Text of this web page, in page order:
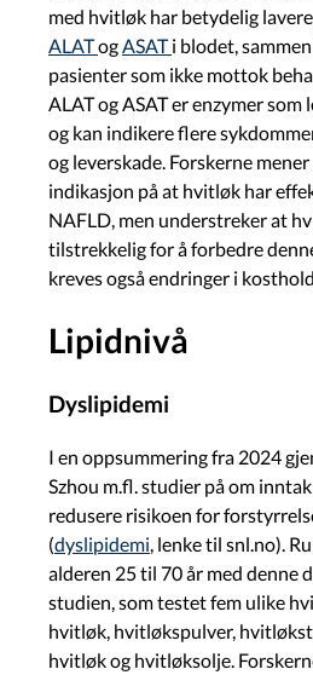
med hvitløk har betydelig
ALATog ASATi blodet,
pasienter som ikke mottok
ALAT og ASAT er enzymer
og kan indikere flere
og leverskade. Forskerne
indikasjon på at hvitløk har
NAFLD, men understreker at
tilstrekkelig for å forbedre
kreves også endringer i
Lipidnivå
Dyslipidemi
I en oppsummering fra 2024
Szhou m.fl. studier på om
redusere risikoen for
(dyslipidemi , lenke til snl.no).
alderen 25 til 70 år med denne
studien, som testet fem ulike
hvitløk, hvitløkspulver,
hvitløk og hvitløksolje.